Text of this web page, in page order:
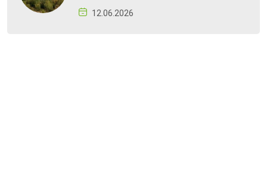
12.06.2026